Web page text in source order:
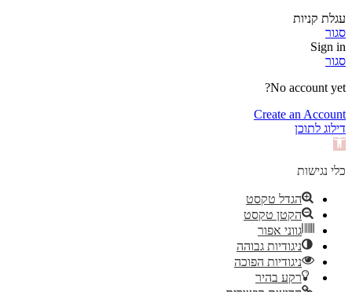
עגלת קניות
סגור
Sign in
סגור
No account yet?
Create an Account
דילוג לתוכן
פתח
נגישות
כלי נגישות
הגדל טקסט
הקטן טקסט
גווני אפור
ניגודיות גבוהה
ניגודיות הפוכה
רקע בהיר